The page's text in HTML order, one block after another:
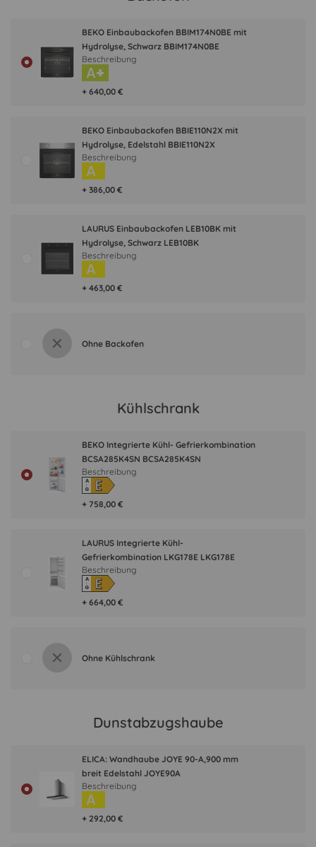
BEKO Einbaubackofen BBIM174N0BE mit
Hydrolyse, Schwarz BBIM174N0BE
+ 640,00 €
A+
Beschreibung
BEKO Einbaubackofen BBIE110N2X mit
Hydrolyse, Edelstahl BBIE110N2X
+ 386,00 €
A
Beschreibung
LAURUS Einbaubackofen LEB10BK mit
Hydrolyse, Schwarz LEB10BK
+ 463,00 €
A
Beschreibung
Ohne Backofen
Kühlschrank
BEKO Integrierte Kühl- Gefrierkombination
BCSA285K4SN BCSA285K4SN
+ 758,00 €
A
↑G E
Beschreibung
LAURUS Integrierte Kühl-
Gefrierkombination LKG178E LKG178E
+ 664,00 €
A
↑G E
Beschreibung
Ohne Kühlschrank
Dunstabzugshaube
ELICA: Wandhaube JOYE 90-A,900 mm
breit Edelstahl JOYE90A
+ 292,00 €
A
Beschreibung